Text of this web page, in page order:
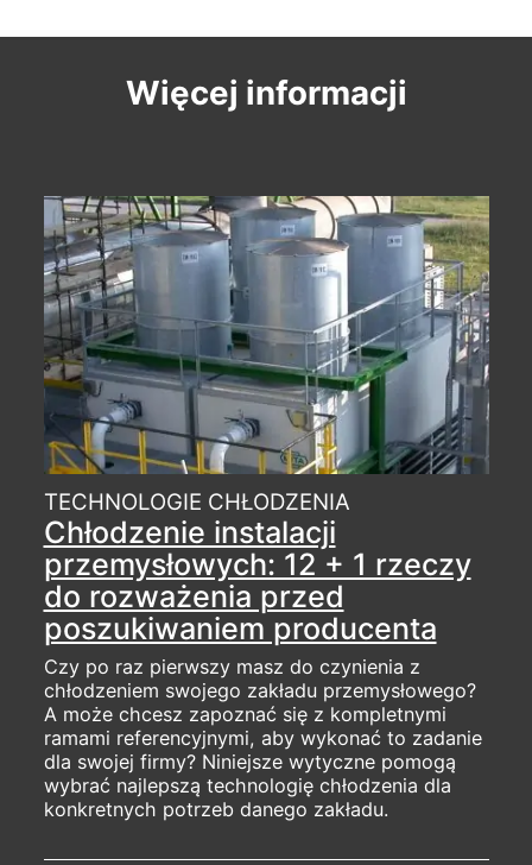
Więcej informacji
TECHNOLOGIE CHŁODZENIA
Chłodzenie instalacji
przemysłowych: 12 + 1 rzeczy
do rozważenia przed
poszukiwaniem producenta
Czy po raz pierwszy masz do czynienia z
chłodzeniem swojego zakładu przemysłowego?
A może chcesz zapoznać się z kompletnymi
ramami referencyjnymi, aby wykonać to zadanie
dla swojej firmy? Niniejsze wytyczne pomogą
wybrać najlepszą technologię chłodzenia dla
konkretnych potrzeb danego zakładu.